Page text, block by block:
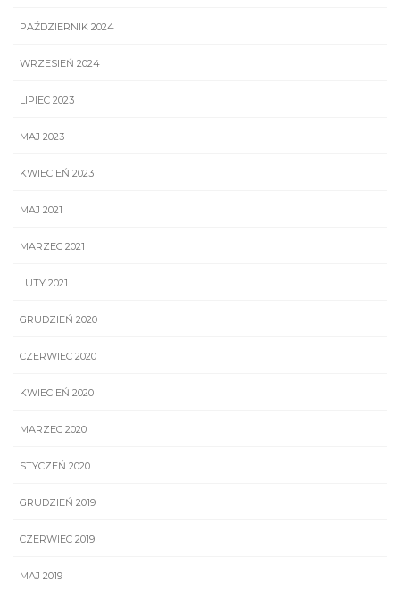
PAŹDZIERNIK 2024
WRZESIEŃ 2024
LIPIEC 2023
MAJ 2023
KWIECIEŃ 2023
MAJ 2021
MARZEC 2021
LUTY 2021
GRUDZIEŃ 2020
CZERWIEC 2020
KWIECIEŃ 2020
MARZEC 2020
STYCZEŃ 2020
GRUDZIEŃ 2019
CZERWIEC 2019
MAJ 2019